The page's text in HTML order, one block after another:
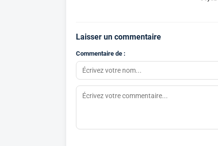
Laisser un commentaire
Commentaire de :